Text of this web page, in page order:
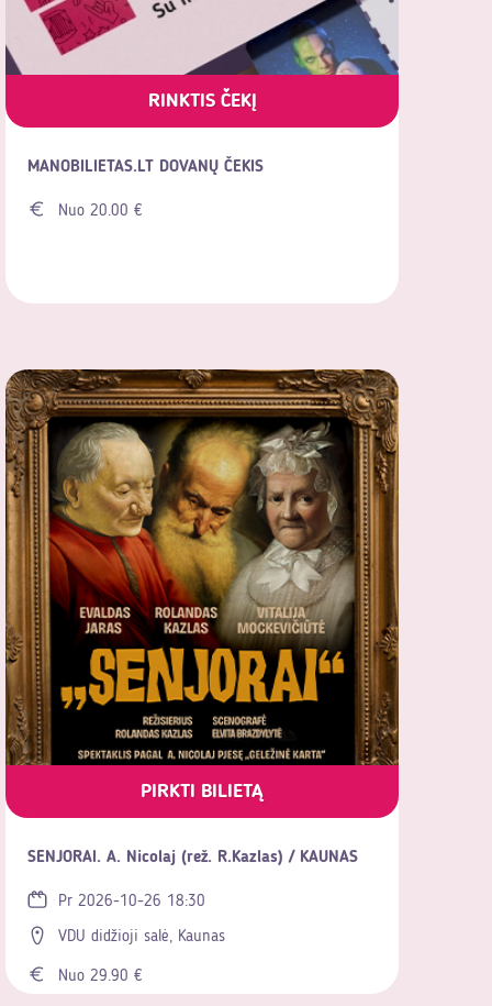
RINKTIS ČEKĮ
MANOBILIETAS.LT DOVANŲ ČEKIS
Nuo 20.00 €
PIRKTI BILIETĄ
SENJORAI. A. Nicolaj (rež. R.Kazlas) / KAUNAS
Pr 2026-10-26 18:30
VDU didžioji salė, Kaunas
Nuo 29.90 €